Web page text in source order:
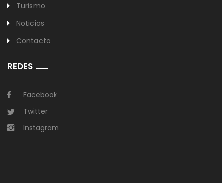
Turismo
Noticias
Contacto
REDES
Facebook
Twitter
Instagram